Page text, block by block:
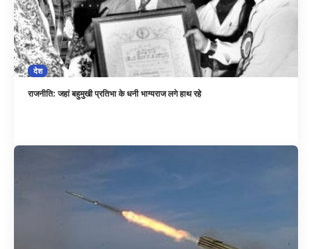
देश
राजनीति: जहां बहुमुखी प्रतिभा के धनी भाग्यराज लगे हाथ रहे